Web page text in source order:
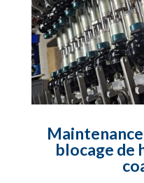
blocage de